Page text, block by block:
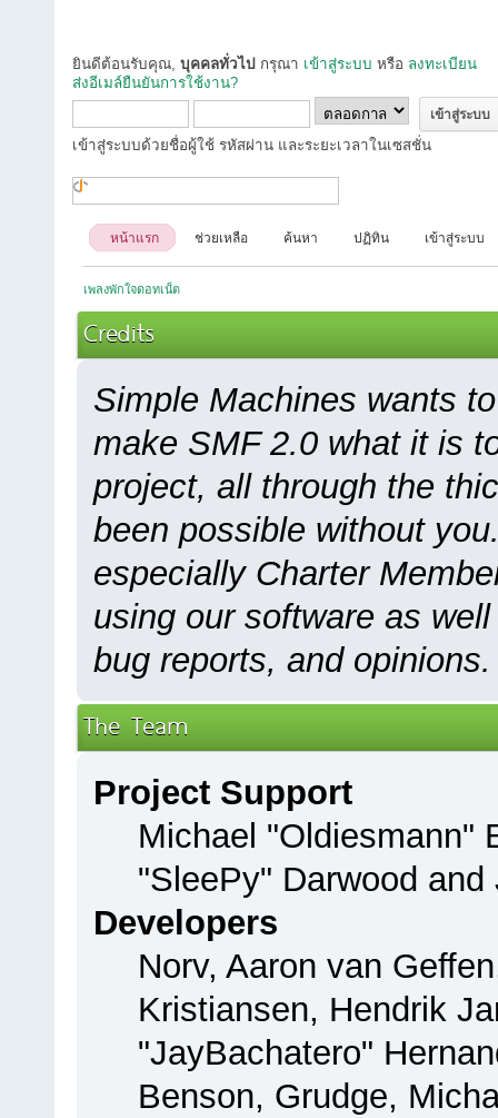
ยินดีต้อนรับคุณ, บุคคลทั่วไป กรุณา เข้าสู่ระบบ หรือ ลงทะเบียน
ส่งอีเมล์ยืนยันการใช้งาน?
เข้าสู่ระบบด้วยชื่อผู้ใช้ รหัสผ่าน และระยะเวลาในเซสชั่น
หน้าแรก ช่วยเหลือ ค้นหา ปฏิทิน เข้าสู่ระบบ
เพลงพักใจดอทเน็ต
Credits
Simple Machines wants
make SMF 2.0 what it is
project, all through the
been possible without
especially Charter
using our software as
bug reports, and opinions.
The Team
Project Support
Michael "Oldiesmann"
"SleePy" Darwood
Developers
Norv, Aaron van
Kristiansen, Hendrik
"JayBachatero"
Benson, Grudge,